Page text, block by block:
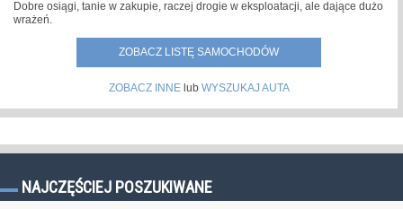
Dobre osiągi, tanie w zakupie, raczej drogie w eksploatacji, ale dające dużo
wrażeń.
ZOBACZ LISTĘ SAMOCHODÓW
ZOBACZ INNElub WYSZUKAJ AUTA
NAJCZĘŚCIEJ POSZUKIWANE